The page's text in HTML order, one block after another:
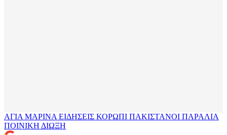
ΑΓΙΑ ΜΑΡΙΝΑ ΕΙΔΗΣΕΙΣ ΚΟΡΩΠΙ ΠΑΚΙΣΤΑΝΟΙ ΠΑΡΑΛΙΑ
ΠΟΙΝΙΚΗ ΔΙΩΞΗ